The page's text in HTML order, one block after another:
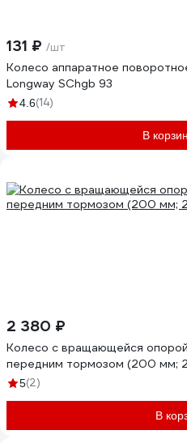
131 ₽ /шт
Колесо аппаратное
Longway SChgb 93
4.6(14)
В
2 380 ₽
Колесо с вращающейся
передним тормозом (200 мм;
5(2)
В